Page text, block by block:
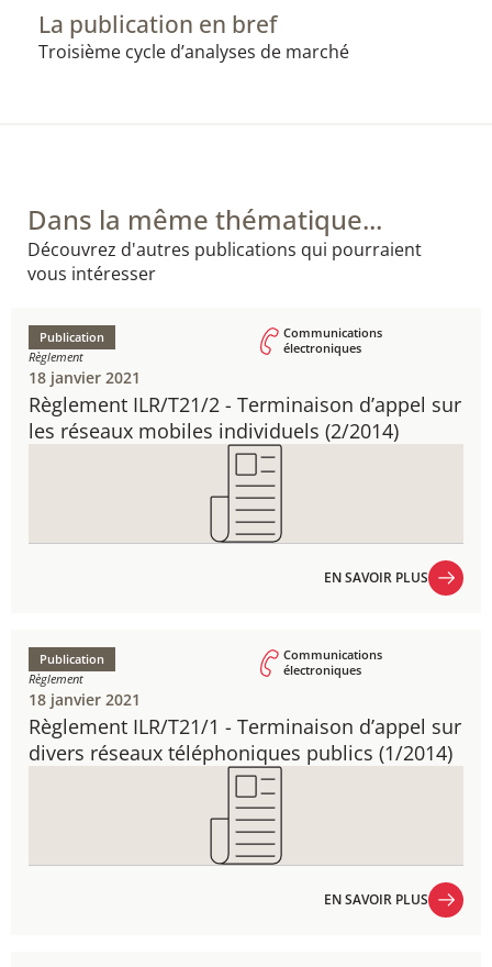
La publication en bref
​Troisième cycle d’analyses de marché
Dans la même thématique...
Découvrez d'autres publications qui pourraient
vous intéresser
Règlement ILR/T21/2 - ​Terminaison d’appel sur
les réseaux mobiles individuels ​(2/2014)
Publication
Règlement
Communications
électroniques
18 janvier 2021
EN SAVOIR PLUS
Règlement ILR/T21/1 - ​Terminaison d’appel sur
divers réseaux téléphoniques publics (1/2014)
Publication
Règlement
Communications
électroniques
18 janvier 2021
EN SAVOIR PLUS